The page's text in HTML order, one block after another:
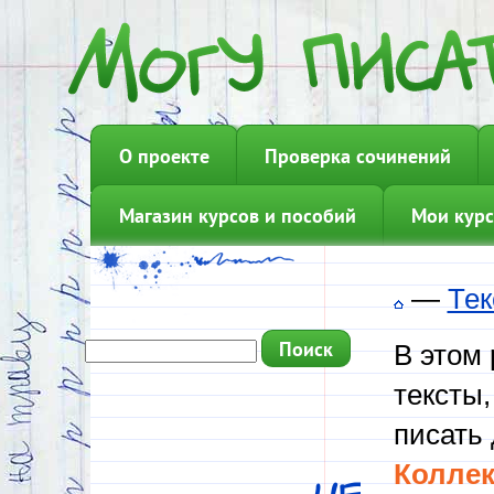
О проекте Проверка сочинений
Магазин курсов и пособий Мои
—
В этом
писать